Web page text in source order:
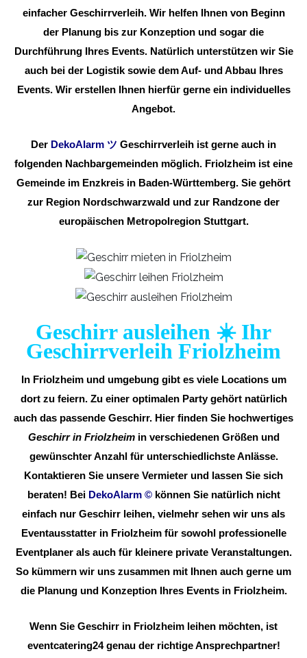
einfacher Geschirrverleih. Wir helfen Ihnen von Beginn
der Planung bis zur Konzeption und sogar die
Durchführung Ihres Events. Natürlich unterstützen wir Sie
auch bei der Logistik sowie dem Auf- und Abbau Ihres
Events. Wir erstellen Ihnen hierfür gerne ein individuelles
Angebot.
Der DekoAlarm ツ Geschirrverleih ist gerne auch in
folgenden Nachbargemeinden möglich. Friolzheim ist eine
Gemeinde im Enzkreis in Baden-Württemberg. Sie gehört
zur Region Nordschwarzwald und zur Randzone der
europäischen Metropolregion Stuttgart.
Geschirr ausleihen ☀️ Ihr
Geschirrverleih Friolzheim
In Friolzheim und umgebung gibt es viele Locations um
dort zu feiern. Zu einer optimalen Party gehört natürlich
auch das passende Geschirr. Hier finden Sie hochwertiges
Geschirr in Friolzheimin verschiedenen Größen und
gewünschter Anzahl für unterschiedlichste Anlässe.
Kontaktieren Sie unsere Vermieter und lassen Sie sich
beraten! Bei DekoAlarm © können Sie natürlich nicht
einfach nur Geschirr leihen, vielmehr sehen wir uns als
Eventausstatter in Friolzheim für sowohl professionelle
Eventplaner als auch für kleinere private Veranstaltungen.
So kümmern wir uns zusammen mit Ihnen auch gerne um
die Planung und Konzeption Ihres Events in Friolzheim.
Wenn Sie Geschirr in Friolzheim leihen möchten, ist
eventcatering24 genau der richtige Ansprechpartner!